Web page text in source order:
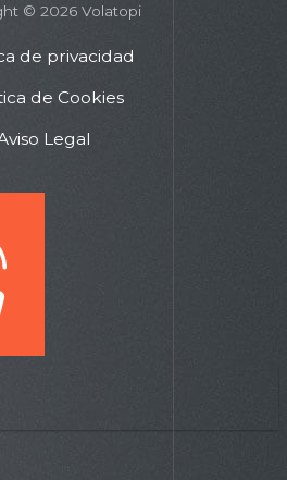
© 2026 Volatopi
de privacidad
de Cookies
Legal